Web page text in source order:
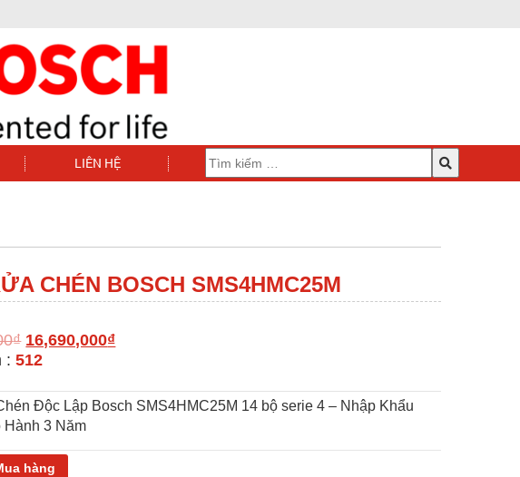
LIÊN HỆ
CHÉN BOSCH SMS4HMC25M
₫ 16,690,000₫
: 512
Độc Lập Bosch SMS4HMC25M 14 bộ serie 4 – Nhập Khẩu
3 Năm
hàng